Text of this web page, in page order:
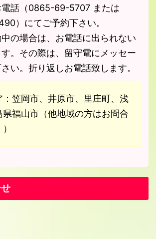
電話（0865-69-5707 または
）にてご予約下さい。
の場合は、お電話に出られない
。その際は、留守電にメッセー
い。折り返しお電話致します。
：笠岡市、井原市、里庄町、浅
県福山市（他地域の方はお問合